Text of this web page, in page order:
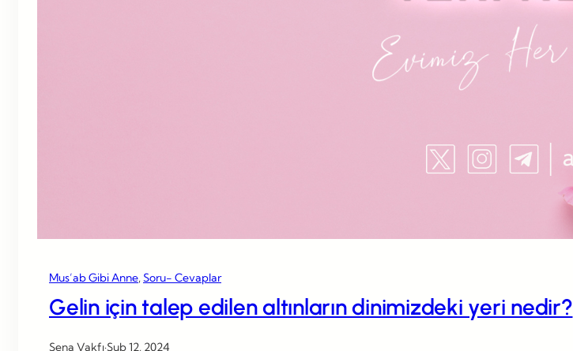
Mus’ab Gibi Anne, Soru- Cevaplar
Gelin için talep edilen altınların dinimizdeki yeri nedir?
Sena Vakfı·Şub 12, 2024